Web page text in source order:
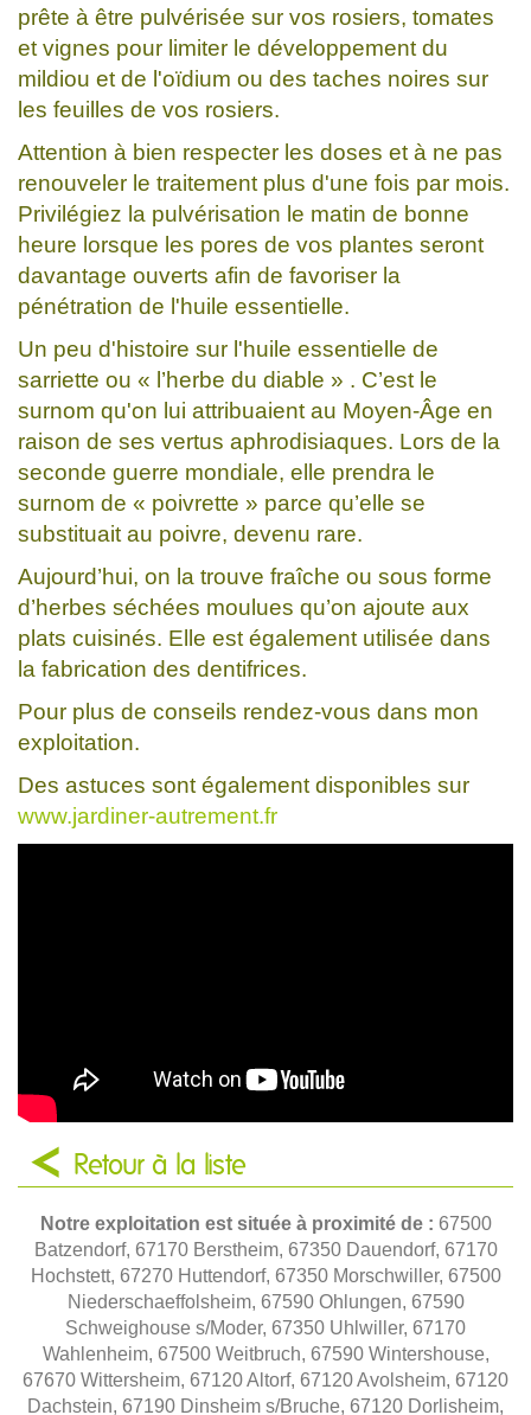
prête à être pulvérisée sur vos rosiers, tomates
et vignes pour limiter le développement du
mildiou et de l'oïdium ou des taches noires sur
les feuilles de vos rosiers.
Attention à bien respecter les doses et à ne pas
renouveler le traitement plus d'une fois par mois.
Privilégiez la pulvérisation le matin de bonne
heure lorsque les pores de vos plantes seront
davantage ouverts afin de favoriser la
pénétration de l'huile essentielle.
Un peu d'histoire sur l'huile essentielle de
sarriette ou « l’herbe du diable » . C’est le
surnom qu'on lui attribuaient au Moyen-Âge en
raison de ses vertus aphrodisiaques. Lors de la
seconde guerre mondiale, elle prendra le
surnom de « poivrette » parce qu’elle se
substituait au poivre, devenu rare.
Aujourd’hui, on la trouve fraîche ou sous forme
d’herbes séchées moulues qu’on ajoute aux
plats cuisinés. Elle est également utilisée dans
la fabrication des dentifrices.
Pour plus de conseils rendez-vous dans mon
exploitation.
Des astuces sont également disponibles sur
www.jardiner-autrement.fr
Retour à la liste
Notre exploitation est située à proximité de : 67500
Batzendorf, 67170 Berstheim, 67350 Dauendorf, 67170
Hochstett, 67270 Huttendorf, 67350 Morschwiller, 67500
Niederschaeffolsheim, 67590 Ohlungen, 67590
Schweighouse s/Moder, 67350 Uhlwiller, 67170
Wahlenheim, 67500 Weitbruch, 67590 Wintershouse,
67670 Wittersheim, 67120 Altorf, 67120 Avolsheim, 67120
Dachstein, 67190 Dinsheim s/Bruche, 67120 Dorlisheim,